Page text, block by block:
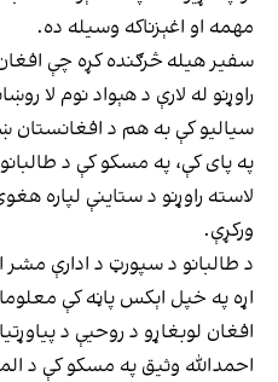
مهمه او اغېزناکه وسیله ده.
سفیر هیله څرګنده کړه چې
راوړنو له لارې د هېواد نوم لا
سیالیو کې به هم د افغانستان
په پای کې، په مسکو کې د
لاسته راوړنو د ستاینې لپاره
ورکړې.
د طالبانو د سپورټ د ادارې مشر
اړه په خپل اېکس پاڼه کې
افغان لوبغاړو د روحیې د
احمدالله وثیق په مسکو کې د